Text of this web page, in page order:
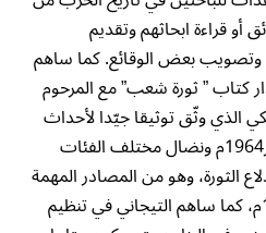
أو قراءة ابحاثهم وتقديم
وتصويب بعض الوقائع. كما ساهم
كتاب ” ثورة شعب” مع المرحوم
الذي وثّق توثيقا جيّدا لأحداث
ووقائع ثورة اكتوبر1964م ونضال مختلف الفئات
الثورة، وهو من المصادر المهمة
لثورة اكتوبر 1964م، كما ساهم التيجاني في تنظيم